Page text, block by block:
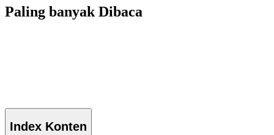
Paling banyak Dibaca
Index Konten